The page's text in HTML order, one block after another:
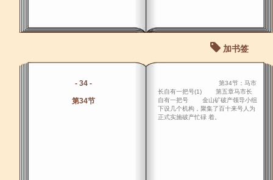
加书签
- 34 -
第34节
第34节：马市
长自有一把号(1) 第五章马市长
自有一把号 金山矿破产领导小组
下设几个机构，聚集了百十来号人为
正式实施破产忙碌 着。